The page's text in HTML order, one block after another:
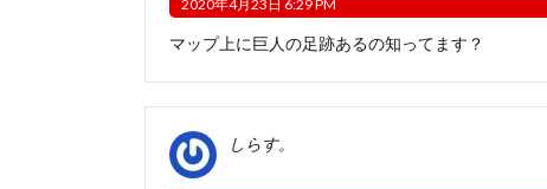
2020年4月23日 6:29 PM
マップ上に巨人の足跡あるの知ってます？
しらす。